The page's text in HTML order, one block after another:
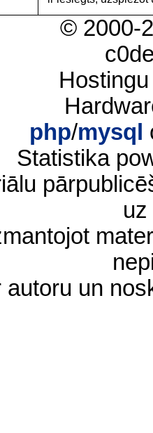
© 2000-
php/mysql
Statistika
autoru un